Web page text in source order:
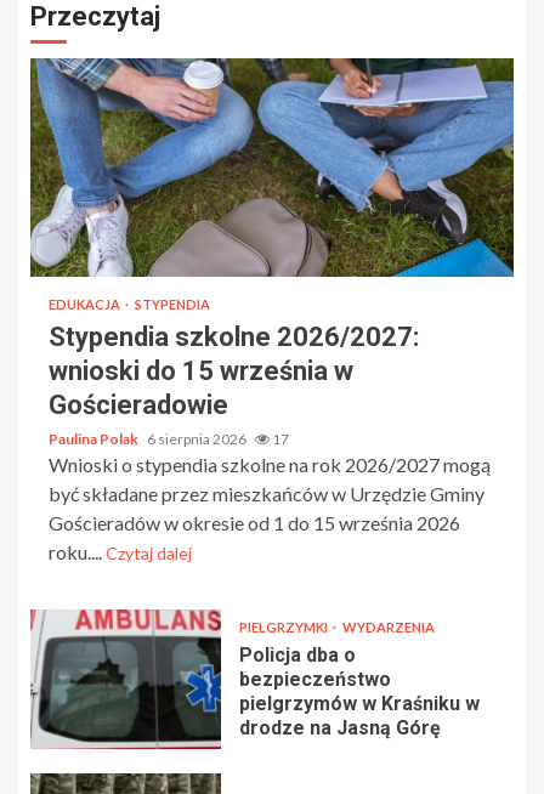
Przeczytaj
EDUKACJA STYPENDIA
Stypendia szkolne 2026/2027:
wnioski do 15 września w
Gościeradowie
Paulina Polak 6 sierpnia 2026 17
Wnioski o stypendia szkolne na rok 2026/2027 mogą
być składane przez mieszkańców w Urzędzie Gminy
Gościeradów w okresie od 1 do 15 września 2026
roku....Czytaj dalej
PIELGRZYMKI WYDARZENIA
Policja dba o
bezpieczeństwo
pielgrzymów w Kraśniku w
drodze na Jasną Górę